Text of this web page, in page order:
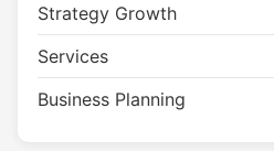
Strategy Growth
Services
Business Planning